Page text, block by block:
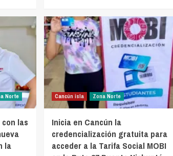
Norte
las
la
Cancún isla Zona Norte
Inicia en Cancún la
credencialización gratuita para
acceder a la Tarifa Social MOBI